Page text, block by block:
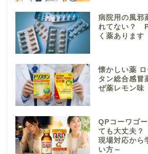
病院用の風邪
れてない？
く薬あります
懐かしい薬
タン総合感
ぜ薬レモン味
QPコーワゴ
ても大丈夫？
現場対応から
い方～